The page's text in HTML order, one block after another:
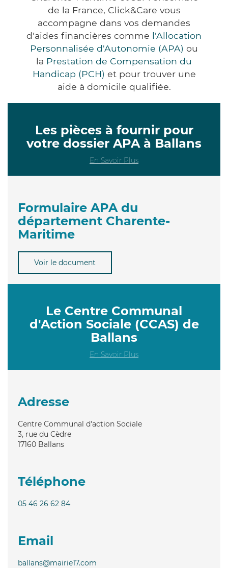
de la France, Click&Care vous
accompagne dans vos demandes
d'aides financières comme l'Allocation
Personnalisée d'Autonomie (APA) ou
la Prestation de Compensation du
Handicap (PCH) et pour trouver une
aide à domicile qualifiée.
Les pièces à fournir pour
votre dossier APA à Ballans
En Savoir Plus
Formulaire APA du
département Charente-
Maritime
Voir le document
Le Centre Communal
d'Action Sociale (CCAS) de
Ballans
En Savoir Plus
Adresse
Centre Communal d'action Sociale
3, rue du Cèdre
17160 Ballans
Téléphone
05 46 26 62 84
Email
ballans@mairie17.com